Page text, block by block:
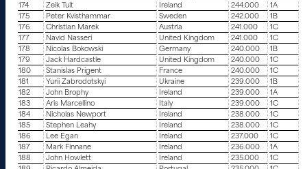
174
Zeik Tuit Ireland 244.000
1A
175
Peter Kvisthammar Sweden 242.000
1B
176
Christian Marek Austria 241.000
1C
177
Navid Nasseri United Kingdom 241.000
1C
178
Nicolas Bokowski Germany 240.000
1B
179
Jack Hardcastle United Kingdom 240.000
1C
180
Stanislas Prigent France 240.000
1C
181
Yurii Zabrodotskyi Ukraine 239.000
1B
182
John Brophy Ireland 239.000
1A
183
Aris Marcellino Italy 239.000
1C
184
Nicholas Newport Ireland 238.000
1C
185
Stephen Leahy Ireland 238.000
1C
186
Lee Egan Ireland 237.000
1C
187
Mark Finnane Ireland 236.000
1A
188
John Howlett Ireland 235.000
1C